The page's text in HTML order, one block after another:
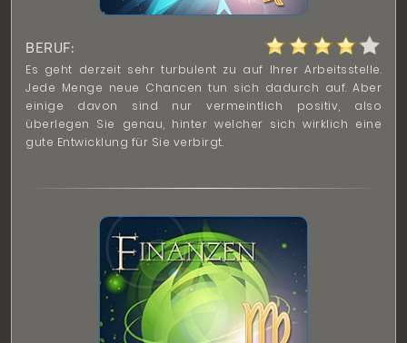
BERUF:
Es geht derzeit sehr turbulent zu auf Ihrer Arbeitsstelle.
Jede Menge neue Chancen tun sich dadurch auf. Aber
einige davon sind nur vermeintlich positiv, also
überlegen Sie genau, hinter welcher sich wirklich eine
gute Entwicklung für Sie verbirgt.